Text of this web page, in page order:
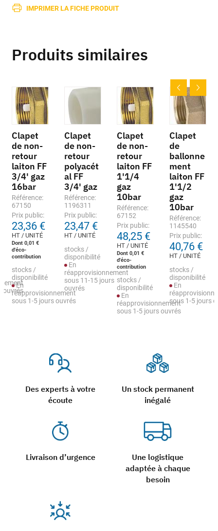
IMPRIMER LA FICHE PRODUIT
Des experts à votre
écoute
Un stock permanent
inégalé
Livraison d’urgence
Une logistique
adaptée à chaque
besoin
Produits similaires
ouvrés
Clapet
de non-
retour
laiton FF
3/4' gaz
16bar
Référence:
67150
Prix public:
23,36 €
HT / UNITÉ
Dont 0,01 €
d'éco-
contribution
stocks /
disponibilité
En
réapprovisionnement
sous 1-5 jours ouvrés
Clapet
de non-
retour
polyacét
al FF
3/4' gaz
Référence:
1196311
Prix public:
23,47 €
HT / UNITÉ
stocks /
disponibilité
En
réapprovisionnement
sous 11-15 jours
ouvrés
Clapet
de non-
retour
laiton FF
1'1/4
gaz
10bar
Référence:
67152
Prix public:
48,25 €
HT / UNITÉ
Dont 0,01 €
d'éco-
contribution
stocks /
disponibilité
En
réapprovisionnement
sous 1-5 jours ouvrés
Clapet
de
ballonne
ment
laiton FF
1'1/2
gaz
10bar
Référence:
1145540
Prix public:
40,76 €
HT / UNITÉ
stocks /
disponibilité
En
sous 1-5 jours